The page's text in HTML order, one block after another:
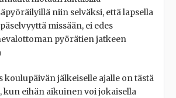
niin selväksi, että lapsella
missään, ei edes
pyörätien jatkeen
koulupäivän jälkeiselle ajalle on tästä
kun eihän aikuinen voi jokaisella